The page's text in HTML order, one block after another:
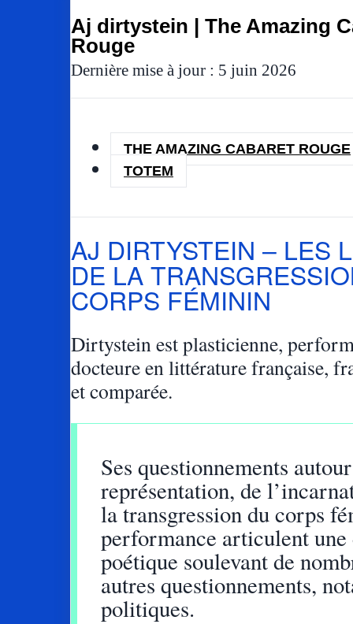
Aj dirtystein | The Amazing
Rouge
Dernière mise à jour : 5 juin 2026
THE AMAZING CABARET ROUGE
TOTEM
AJ DIRTYSTEIN – LES
DE LA
CORPS FÉMININ
Dirtystein est plasticienne,
docteure en littérature française,
et comparée.
Ses questionnements
représentation, de
la transgression du corps
performance articulent une
poétique soulevant de
autres questionnements,
politiques.